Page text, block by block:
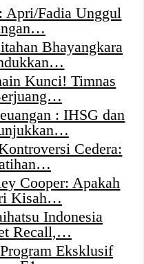
Apri/Fadia Unggul
Bhayangkara
Kunci! Timnas
: IHSG dan
Cedera:
Cooper: Apakah
Kisah…
Indonesia
Recall,…
Eksklusif